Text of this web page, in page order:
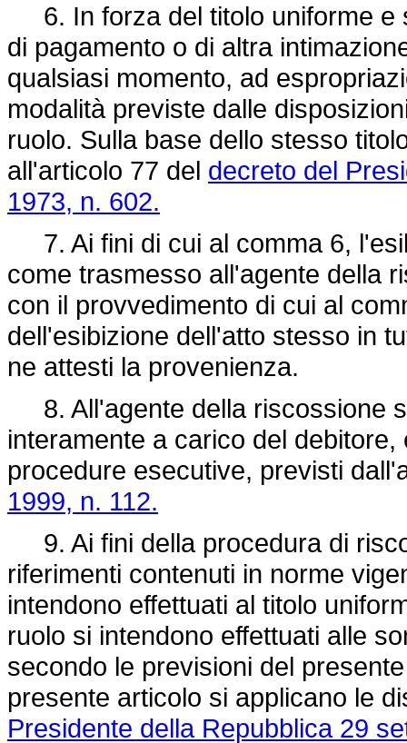
6. In forza del titolo uniforme e
di pagamento o di altra
qualsiasi momento, ad
modalità previste dalle
ruolo. Sulla base dello stesso
all'articolo 77 del decreto del
1973, n. 602.
7. Ai fini di cui al comma 6,
come trasmesso all'agente della
con il provvedimento di cui al
dell'esibizione dell'atto stesso in
ne attesti la provenienza.
8. All'agente della riscossione
interamente a carico del
procedure esecutive, previsti
1999, n. 112.
9. Ai fini della procedura di
riferimenti contenuti in norme
intendono effettuati al titolo
ruolo si intendono effettuati alle
secondo le previsioni del
presente articolo si applicano le
Presidente della Repubblica 29